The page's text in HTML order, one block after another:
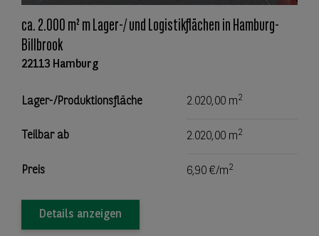
ca. 2.000 m² m Lager-/ und Logistikflächen in Hamburg-
Billbrook
22113 Hamburg
Lager-/Produktionsfläche 2.020,00 m2
Teilbar ab 2.020,00 m2
Preis 6,90 €/m2
Details anzeigen